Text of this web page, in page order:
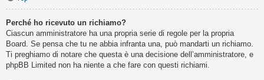
Perché ho ricevuto un richiamo?
Ciascun amministratore ha una propria serie di regole per la propria
Board. Se pensa che tu ne abbia infranta una, può mandarti un richiamo.
Ti preghiamo di notare che questa è una decisione dell’amministratore, e
phpBB Limited non ha niente a che fare con questi richiami.